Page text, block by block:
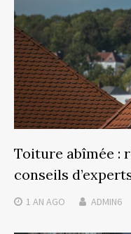
Toiture abîmée :
conseils
1 AN AGO ADMIN6